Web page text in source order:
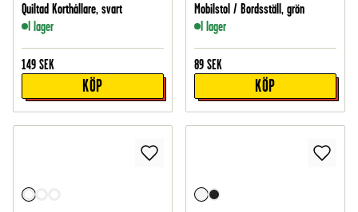
Quiltad Korthållare, svart
I lager
149 SEK
KÖP
Mobilstol / Bordsställ, grön
I lager
89 SEK
KÖP